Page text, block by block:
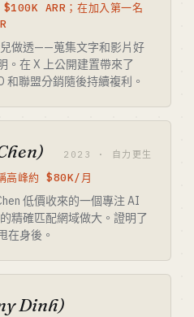
ARR；在加入第一名
做透——蒐集文字和影片好
。在 X 上公開建置帶來了
和聯盟分銷隨後持續複利。
2023 · 自力更生
高峰約 $80K/月
低價收來的一個專注 AI
精確匹配網域做大。證明了
在身後。
Dinh)